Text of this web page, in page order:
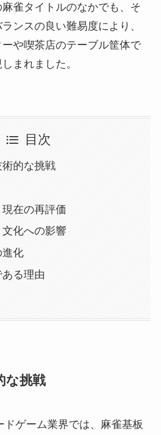
雀タイトルのなかでも、そ
ンスの良い難易度により、
や喫茶店のテーブル筐体で
まれました。
目次
的な挑戦
在の再評価
化への影響
進化
る理由
な挑戦
ドゲーム業界では、麻雀基板